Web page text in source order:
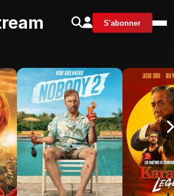
S'abonner